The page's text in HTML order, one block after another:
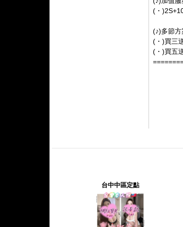
(・
(♪)多節方
(・)買三
(・)買五
台中中區定點